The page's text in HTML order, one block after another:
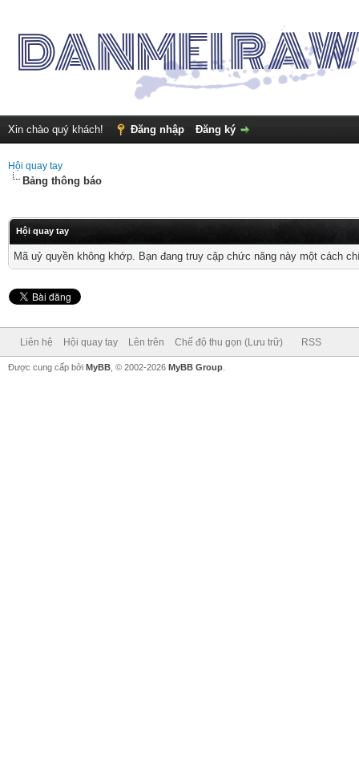
Xin chào quý khách! Đăng nhập Đăng ký
Hội quay tay
Bảng thông báo
Hội quay tay
Mã uỷ quyền không khớp. Bạn đang truy cập chức năng này một cách
Liên hệ Hội quay tay Lên trên Chế độ thu gọn (Lưu trữ) RSS
Được cung cấp bởi MyBB , © 2002-2026 MyBB Group